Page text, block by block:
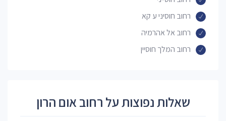
רחוב חוסיני ע קא
רחוב אל אהרמיה
רחוב המלך חוסיין
שאלות נפוצות על רחוב אום הרון